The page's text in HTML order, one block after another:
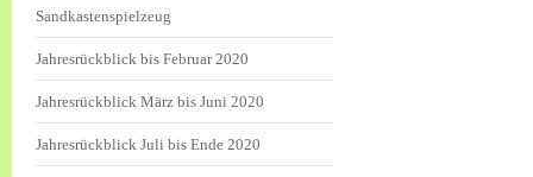
Sandkastenspielzeug
Jahresrückblick bis Februar 2020
Jahresrückblick März bis Juni 2020
Jahresrückblick Juli bis Ende 2020